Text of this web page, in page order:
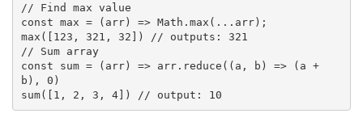
// Find max value
const max = (arr) => Math.max(...arr);
max([123, 321, 32]) // outputs: 321
// Sum array
const sum = (arr) => arr.reduce((a, b) => (a +
b), 0)